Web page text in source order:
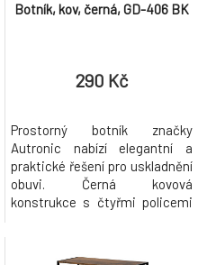
Botník, kov, černá, GD-406 BK
290 Kč
Prostorný botník značky
Autronic nabízí elegantní a
praktické řešení pro uskladnění
obuvi. Černá kovová
konstrukce s čtyřmi policemi
domácnosti. Díky otevřenému